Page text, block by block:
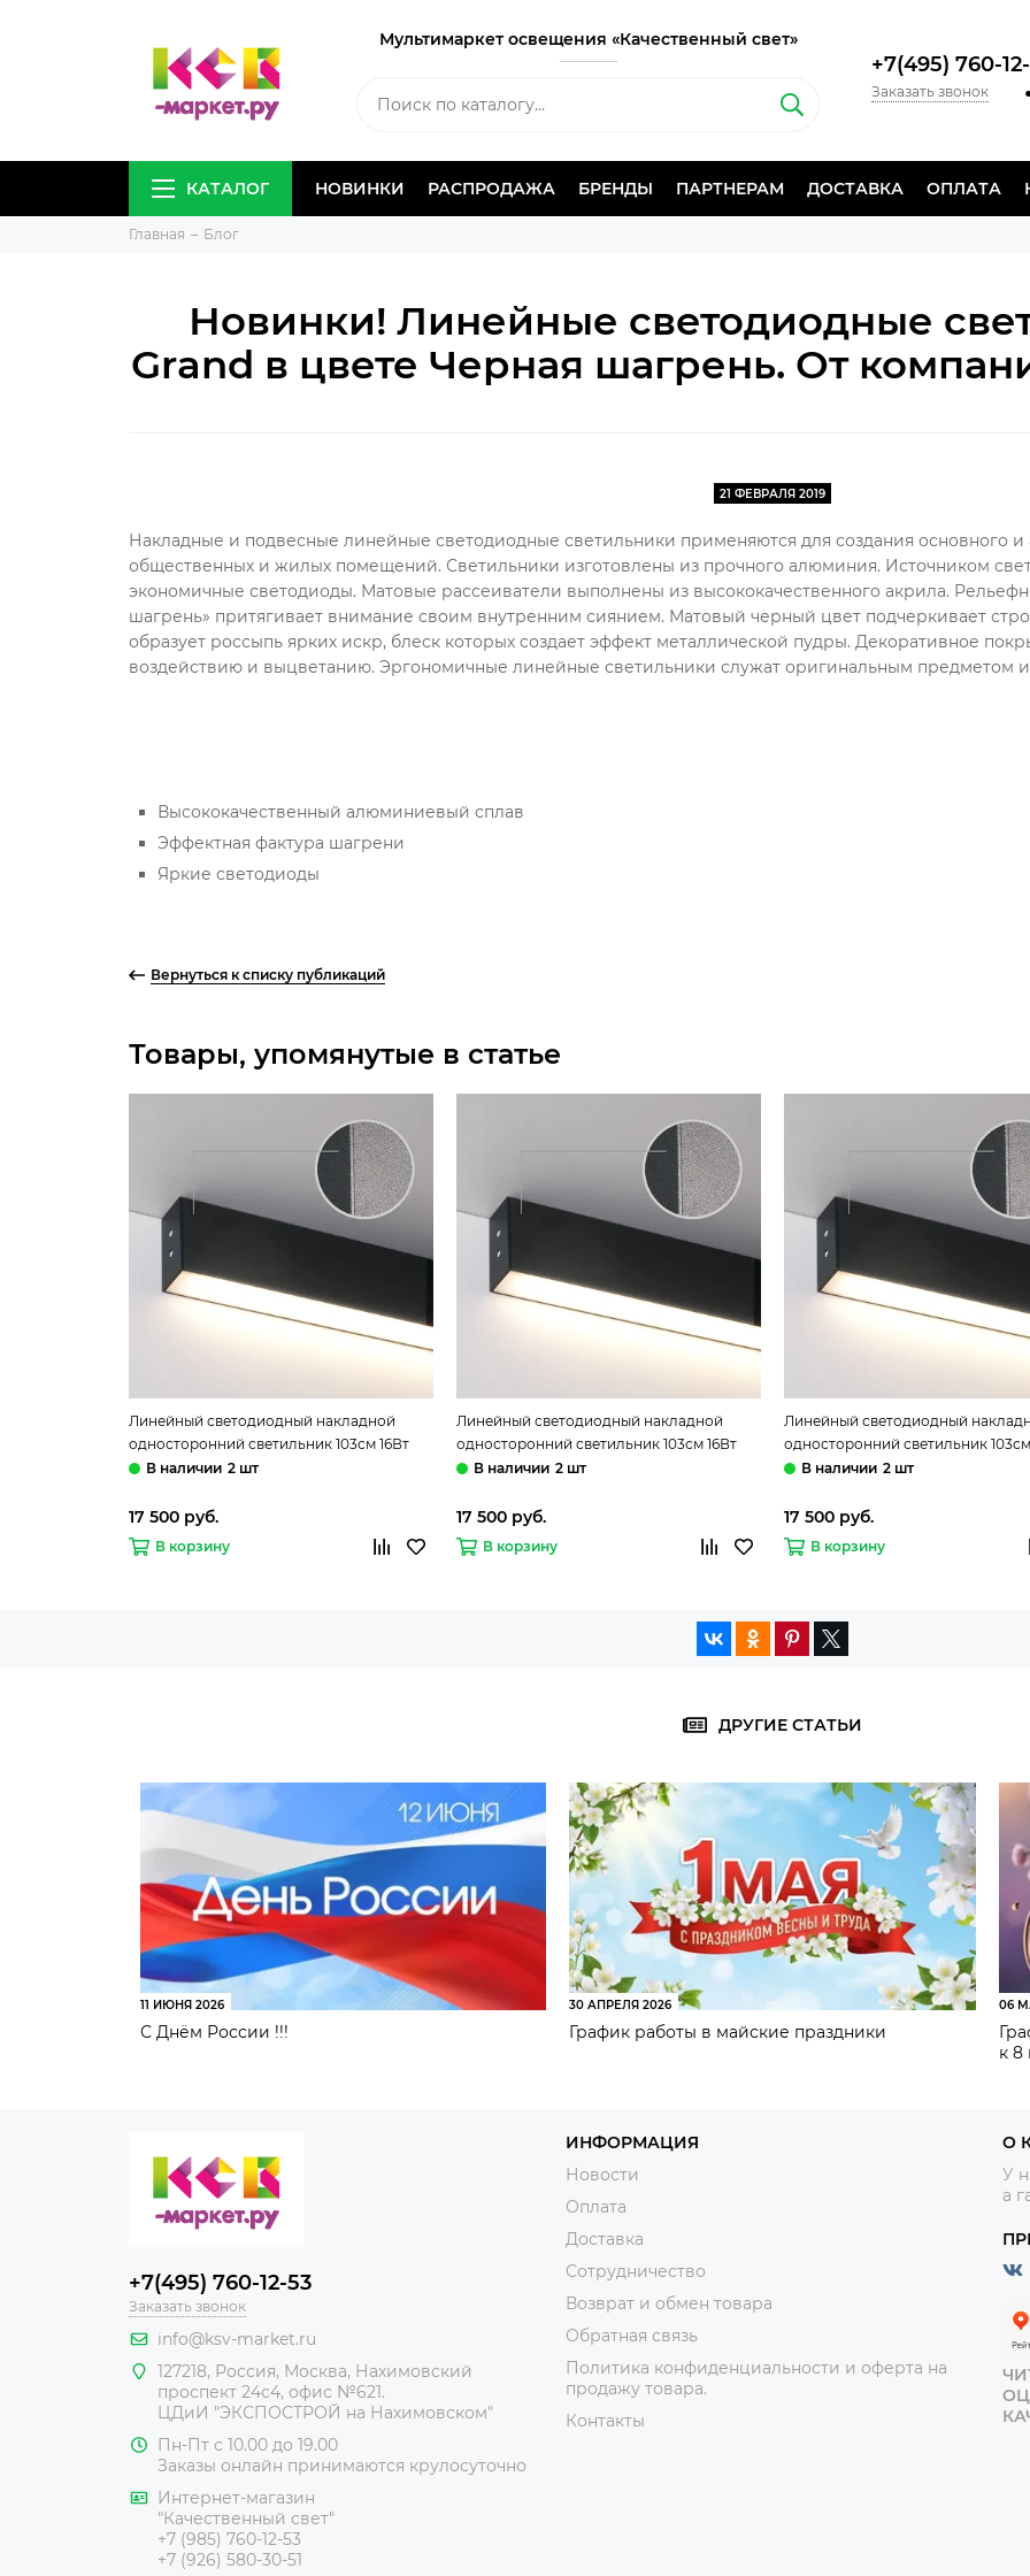
Мультимаркет освещения «Качественный свет»
+7(495) 760-
Заказать звонок
КАТАЛОГ НОВИНКИ РАСПРОДАЖА БРЕНДЫ ПАРТНЕРАМ ДОСТАВКА ОПЛАТА
Главная Блог
Новинки! Линейные светодиодные
Grand в цвете Черная шагрень. От
21 ФЕВРАЛЯ 2019
Накладные и подвесные линейные светодиодные светильники применяются для создания основного
общественных и жилых помещений. Светильники изготовлены из прочного алюминия. Источником
экономичные светодиоды. Матовые рассеиватели выполнены из высококачественного акрила.
шагрень» притягивает внимание своим внутренним сиянием. Матовый черный цвет подчеркивает
образует россыпь ярких искр, блеск которых создает эффект металлической пудры. Декоративное
воздействию и выцветанию. Эргономичные линейные светильники служат оригинальным предметом
Высококачественный алюминиевый сплав
Эффектная фактура шагрени
Яркие светодиоды
Вернуться к списку публикаций
Товары, упомянутые в статье
Линейный светодиодный накладной
односторонний светильник 103см 16Вт
3000К чёрная шагрень LSG-02-1-8*103-16-
2 шт
17 500 руб.
В корзину
Линейный светодиодный накладной
односторонний светильник 103см 16Вт
4200К чёрная шагрень LSG-02-1-8*103-16-
2 шт
17 500 руб.
В корзину
Линейный светодиодный
односторонний светильник
6500К чёрная шагрень LSG-02-1-
2 шт
17 500 руб.
В корзину
ДРУГИЕ СТАТЬИ
11 ИЮНЯ 2026
С Днём России !!!
30 АПРЕЛЯ 2026
График работы в майские праздники
06
к 8
+7(495) 760-12-53
Заказать звонок
info@ksv-market.ru
127218, Россия, Москва, Нахимовский
проспект 24с4, офис №621.
ЦДиИ "ЭКСПОСТРОЙ на Нахимовском"
Пн-Пт с 10.00 до 19.00
Заказы онлайн принимаются крулосуточно
Интернет-магазин
"Качественный свет"
+7 (985) 760-12-53
+7 (926) 580-30-51
ИНФОРМАЦИЯ
Новости
Оплата
Доставка
Сотрудничество
Возврат и обмен товара
Обратная связь
Политика конфиденциальности и оферта на
продажу товара.
Контакты
О
У
а